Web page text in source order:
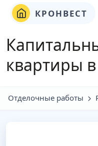
КРОНВЕСТ
квартиры
Отделочные работы